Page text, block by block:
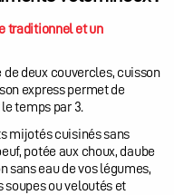
traditionnel et un
de deux couvercles, cuisson
express permet de
temps par 3.
mijotés cuisinés sans
potée aux choux, daube
sans eau de vos légumes,
soupes ou veloutés et